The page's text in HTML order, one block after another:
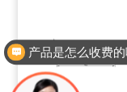
产品是怎么收费的